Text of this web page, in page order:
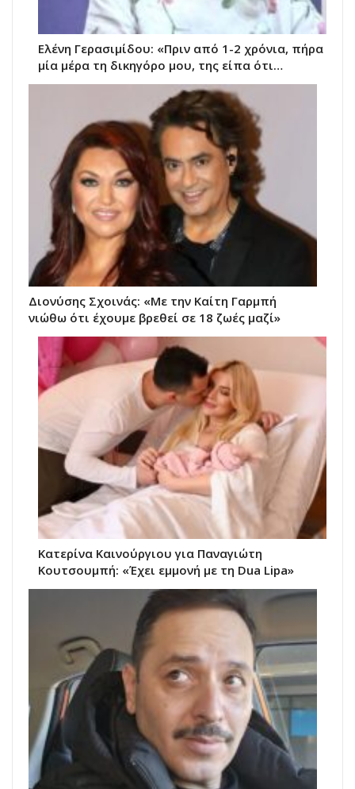
Ελένη Γερασιμίδου: «Πριν από 1-2 χρόνια, πήρα
μία μέρα τη δικηγόρο μου, της είπα ότι…
Διονύσης Σχοινάς: «Με την Καίτη Γαρμπή
νιώθω ότι έχουμε βρεθεί σε 18 ζωές μαζί»
Κατερίνα Καινούργιου για Παναγιώτη
Κουτσουμπή: «Έχει εμμονή με τη Dua Lipa»